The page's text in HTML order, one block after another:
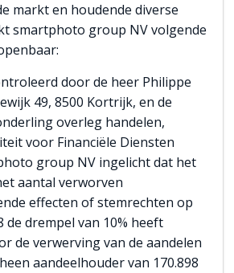
markt en houdende diverse
smartphoto group NV volgende
door de heer Philippe
49, 8500 Kortrijk, en de
overleg handelen,
voor Financiële Diensten
group NV ingelicht dat het
aantal verworven
effecten of stemrechten op
de drempel van 10% heeft
de verwerving van de aandelen
aandeelhouder van 170.898